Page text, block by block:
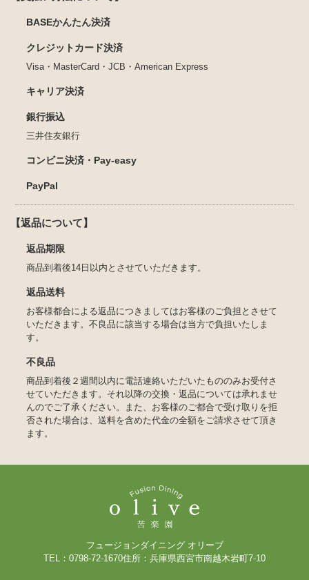
BASEかんたん決済
クレジットカード決済
Visa・MasterCard・JCB・American Express
キャリア決済
銀行振込
三井住友銀行
コンビニ決済・Pay-easy
PayPal
【返品について】
返品期限
商品到着後14日以内とさせていただきます。
返品送料
お客様都合による返品につきましてはお客様のご負担とさせて
いただきます。不良品に該当する場合は当方で負担いたしま
す。
不良品
商品到着後２週間以内に電話連絡いただいたもののみお受付さ
せていただきます。それ以降の交換・返品については承れませ
んのでご了承ください。また、お客様のご都合で受け取りを拒
否された場合は、送料を含めた代金の全額をご請求させて頂き
ます。
フュージョンダイニング オリーブ
TEL： 0798-72-1670住所：兵庫県西宮市南越木岩町7-10